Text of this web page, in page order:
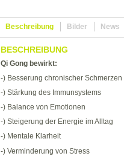
Beschreibung Bilder News
BESCHREIBUNG
Qi Gong bewirkt:
-) Besserung chronischer Schmerzen
-) Stärkung des Immunsystems
-) Balance von Emotionen
-) Steigerung der Energie im Alltag
-) Mentale Klarheit
-) Verminderung von Stress